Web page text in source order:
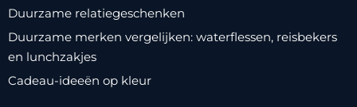
Duurzame relatiegeschenken
Duurzame merken vergelijken: waterflessen, reisbekers
en lunchzakjes
Cadeau-ideeën op kleur